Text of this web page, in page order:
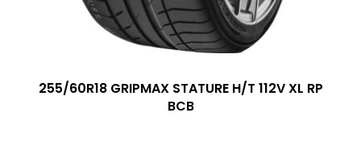
255/60R18 GRIPMAX STATURE H/T 112V XL RP
BCB